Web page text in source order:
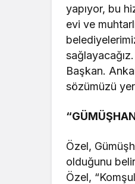
yapıyor, bu
evi ve
Başkan.
sözümüzü
Özel,
olduğunu
Özel,